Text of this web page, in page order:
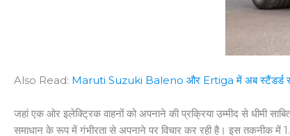
Also Read: Maruti Suzuki Baleno और Ertiga में अब स्टैंडर्ड
जहां एक ओर इलेक्ट्रिक वाहनों को अपनाने की प्रक्रिया उम्मीद से धीमी
समाधान के रूप में गंभीरता से अपनाने पर विचार कर रही है। इस तकनीक में